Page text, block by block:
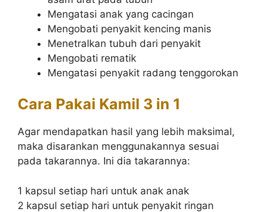
Mengatasi anak yang cacingan
Mengobati penyakit kencing manis
Menetralkan tubuh dari penyakit
Mengobati rematik
Mengatasi penyakit radang tenggorokan
Cara Pakai Kamil 3 in 1
Agar mendapatkan hasil yang lebih maksimal,
maka disarankan menggunakannya sesuai
pada takarannya. Ini dia takarannya:
1 kapsul setiap hari untuk anak anak
2 kapsul setiap hari untuk penyakit ringan